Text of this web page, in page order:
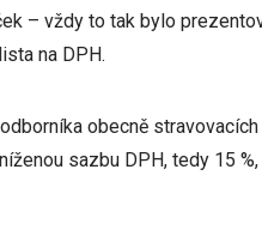
– vždy to tak bylo
na DPH.
obecně
sazbu DPH, tedy 15